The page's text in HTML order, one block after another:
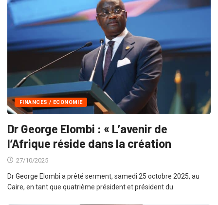
FINANCES / ECONOMIE
Dr George Elombi : « L’avenir de
l’Afrique réside dans la création
27/10/2025
Dr George Elombi a prêté serment, samedi 25 octobre 2025, au
Caire, en tant que quatrième président et président du